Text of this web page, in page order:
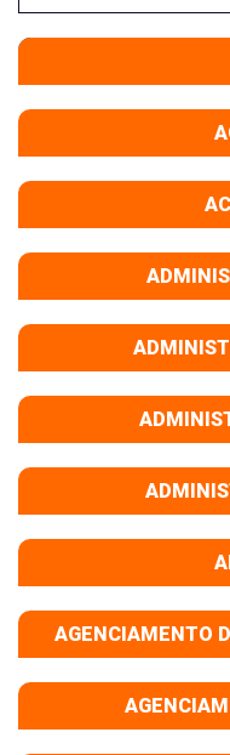
AGENCIAMENTO